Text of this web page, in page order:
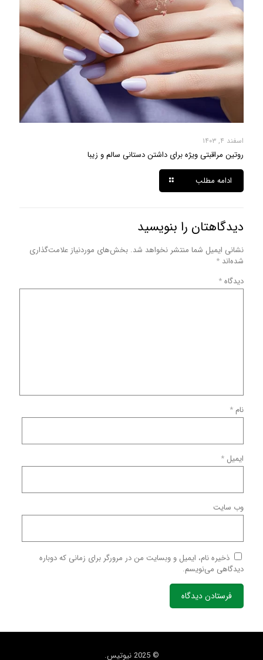
اسفند ۴, ۱۴۰۳
روتین مراقبتی ویژه برای داشتن دستانی سالم و زیبا
ادامه مطلب
دیدگاهتان را بنویسید
نشانی ایمیل شما منتشر نخواهد شد. بخش‌های موردنیاز علامت‌گذاری
شده‌اند *
دیدگاه*
نام *
ایمیل *
وب‌ سایت
ذخیره نام، ایمیل و وبسایت من در مرورگر برای زمانی که دوباره
دیدگاهی می‌نویسم.
© 2025 نیوتیس.